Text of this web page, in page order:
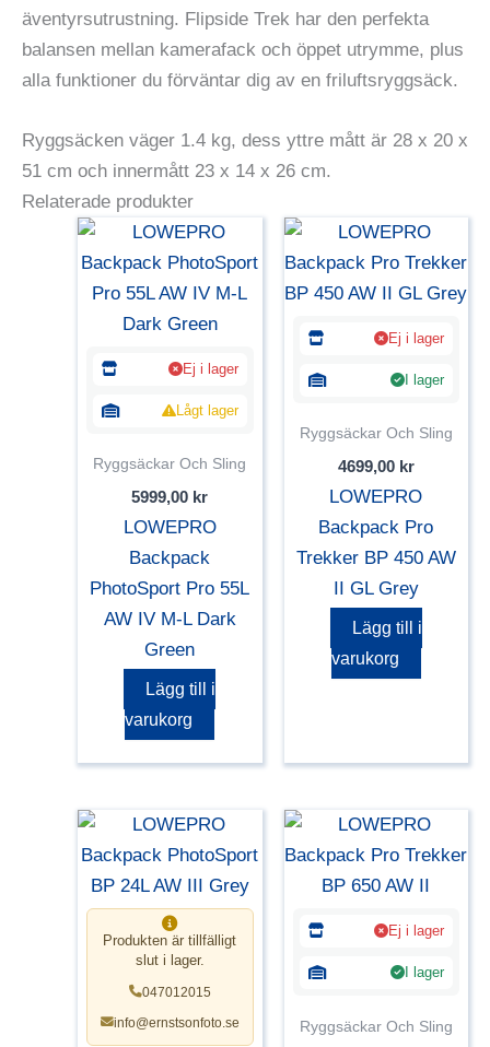
äventyrsutrustning. Flipside Trek har den perfekta
balansen mellan kamerafack och öppet utrymme, plus
alla funktioner du förväntar dig av en friluftsryggsäck.
Ryggsäcken väger 1.4 kg, dess yttre mått är 28 x 20 x
51 cm och innermått 23 x 14 x 26 cm.
Relaterade produkter
Ej i lager
Lågt lager
Ryggsäckar Och Sling
5999,00 kr
LOWEPRO
Backpack
PhotoSport Pro 55L
AW IV M-L Dark
Green
Lägg till i
varukorg
Ej i lager
I lager
Ryggsäckar Och Sling
4699,00 kr
LOWEPRO
Backpack Pro
Trekker BP 450 AW
II GL Grey
Lägg till i
varukorg
Produkten är tillfälligt
slut i lager.
047012015
info@ernstsonfoto.se
Ej i lager
I lager
Ryggsäckar Och Sling